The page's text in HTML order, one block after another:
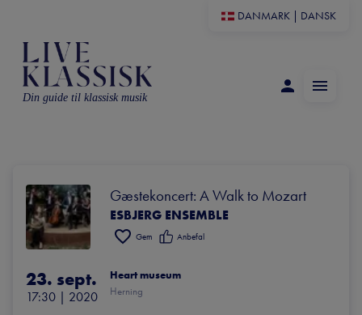
DANMARK DANSK
Din guide til klassisk musik
Gæstekoncert: A Walk to Mozart
ESBJERG ENSEMBLE
Gem Anbefal
23. sept.
17:30 | 2020
Heart museum
Herning